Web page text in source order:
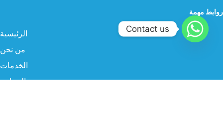
روابط مهمة
الرئيسية
من نحن
الخدمات
الصناعة
Contact us